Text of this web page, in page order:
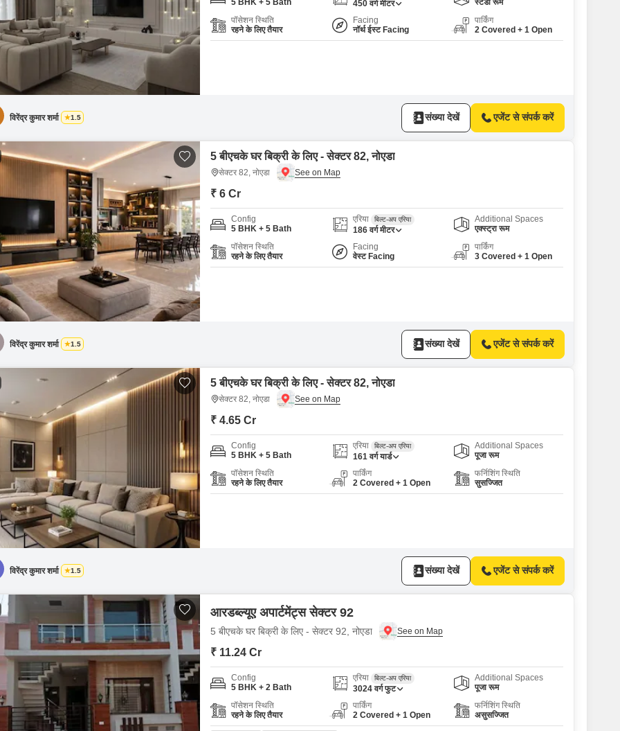
5 BHK + 5 Bath
450 वर्ग मीटर
स्टडी रूम
पॉसेशन स्थिति
रहने के लिए तैयार
Facing
नॉर्थ ईस्ट Facing
पार्किंग
2 Covered + 1 Open
विरेंद्र कुमार शर्मा 1.5 संख्या देखें एजेंट से संपर्क करें
5 बीएचके घर बिक्री के लिए - सेक्टर 82, नोएडा
सेक्टर 82, नोएडा
₹ 6 Cr
Config
5 BHK + 5 Bath
एरिया बिल्ट-अप एरिया
186 वर्ग मीटर
Additional Spaces
एक्स्ट्रा रूम
पॉसेशन स्थिति
रहने के लिए तैयार
Facing
वेस्ट Facing
पार्किंग
3 Covered + 1 Open
विरेंद्र कुमार शर्मा 1.5 संख्या देखें एजेंट से संपर्क करें
5 बीएचके घर बिक्री के लिए - सेक्टर 82, नोएडा
सेक्टर 82, नोएडा
₹ 4.65 Cr
Config
5 BHK + 5 Bath
एरिया बिल्ट-अप एरिया
161 वर्ग यार्ड
Additional Spaces
पूजा रूम
पॉसेशन स्थिति
रहने के लिए तैयार
पार्किंग
2 Covered + 1 Open
फर्निशिंग स्थिति
सुसज्जित
विरेंद्र कुमार शर्मा 1.5 संख्या देखें एजेंट से संपर्क करें
आरडब्ल्यूए अपार्टमेंट्स सेक्टर 92
5 बीएचके घर बिक्री के लिए - सेक्टर 92, नोएडा
₹ 11.24 Cr
Config
5 BHK + 2 Bath
एरिया बिल्ट-अप एरिया
3024 वर्ग फुट
Additional Spaces
पूजा रूम
पॉसेशन स्थिति
रहने के लिए तैयार
पार्किंग
2 Covered + 1 Open
फर्निशिंग स्थिति
असुसज्जित